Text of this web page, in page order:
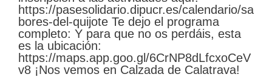
https://pasesolidario.dipucr.es/calendario/sa
bores-del-quijote Te dejo el programa
completo: Y para que no os perdáis, esta
es la ubicación:
https://maps.app.goo.gl/6CrNP8dLfcxoCeV
v8 ¡Nos vemos en Calzada de Calatrava!